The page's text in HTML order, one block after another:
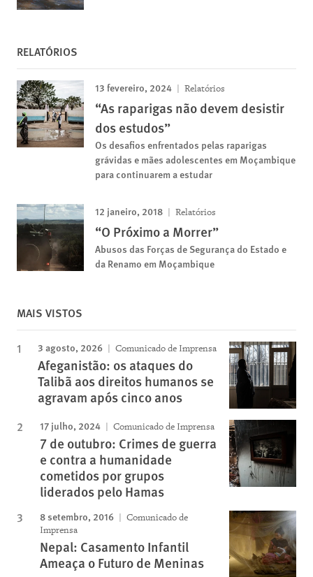
RELATÓRIOS
13 fevereiro, 2024 Relatórios
“As raparigas não devem desistir
dos estudos”
Os desafios enfrentados pelas raparigas
grávidas e mães adolescentes em Moçambique
para continuarem a estudar
12 janeiro, 2018 Relatórios
“O Próximo a Morrer”
Abusos das Forças de Segurança do Estado e
da Renamo em Moçambique
MAIS VISTOS
3 agosto, 2026 Comunicado de Imprensa
Afeganistão: os ataques do
Talibã aos direitos humanos se
agravam após cinco anos
17 julho, 2024 Comunicado de Imprensa
7 de outubro: Crimes de guerra
e contra a humanidade
cometidos por grupos
liderados pelo Hamas
8 setembro, 2016
Comunicado de
Imprensa
Nepal: Casamento Infantil
Ameaça o Futuro de Meninas